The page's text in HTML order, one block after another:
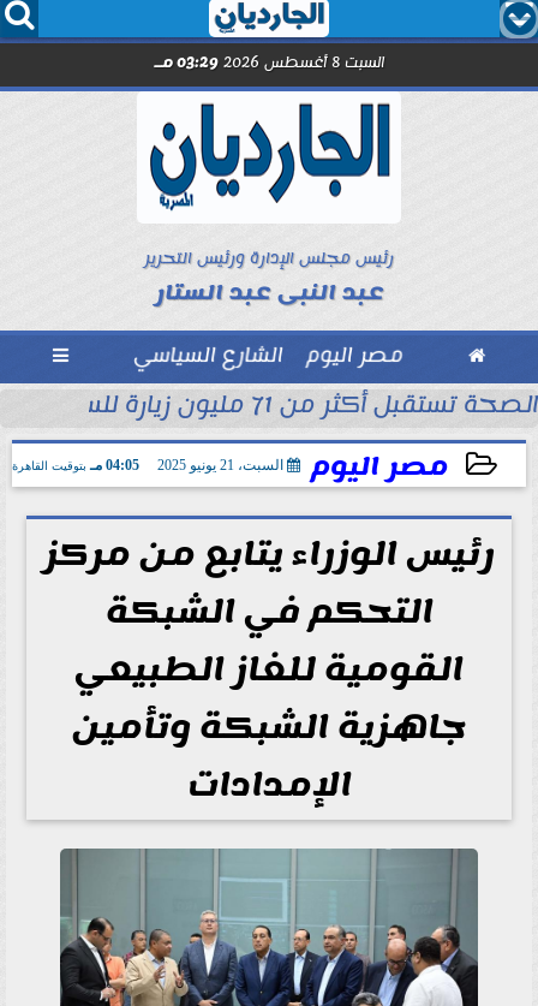
  
السبت 8 أغسطس 2026 03:29 مـ
رئيس مجلس الإدارة ورئيس التحرير
عبد النبى عبد الستار
 مصر اليوم الشارع السياسي 
البيت الأبيض بأنه...
الصحة تستقبل أكثر من 71 مليون زيارة للسيدات لتلقي خدمات الفحص والتوعية...
مصر اليوم السبت، 21 يونيو 2025 04:05 مـ بتوقيت القاهرة
2025-06-21 16:05:13
رئيس الوزراء يتابع من مركز
التحكم في الشبكة
القومية للغاز الطبيعي
جاهزية الشبكة وتأمين
الإمدادات